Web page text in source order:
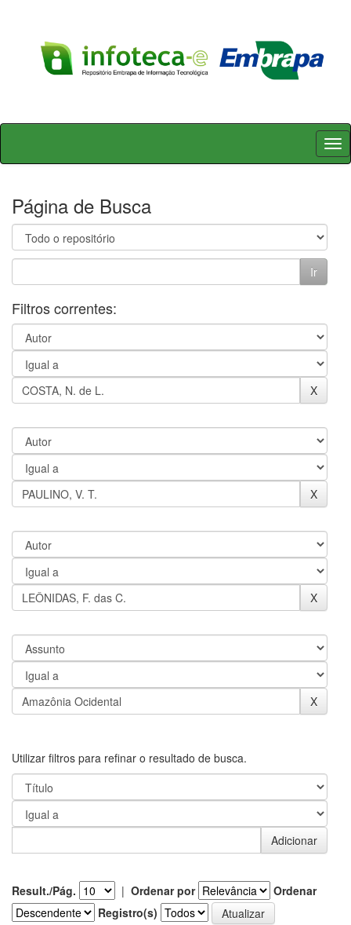
Skip
Página de Busca
Filtros correntes:
Utilizar filtros para refinar o resultado de busca.
Result./Pág. | Ordenar por
Ordenar
Registro(s)